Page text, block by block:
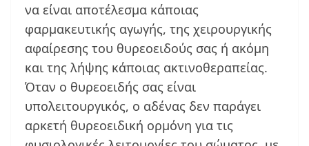
να είναι αποτέλεσμα κάποιας
φαρμακευτικής αγωγής, της χειρουργικής
αφαίρεσης του θυρεοειδούς σας ή ακόμη
και της λήψης κάποιας ακτινοθεραπείας.
Όταν ο θυρεοειδής σας είναι
υπολειτουργικός, ο αδένας δεν παράγει
αρκετή θυρεοειδική ορμόνη για τις